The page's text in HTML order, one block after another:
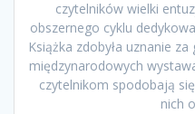
czytelników wielki
obszernego cyklu
Książka zdobyła uznanie
międzynarodowych
czytelnikom spodobają
nich